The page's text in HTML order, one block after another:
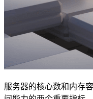
服务器的核心数和内存